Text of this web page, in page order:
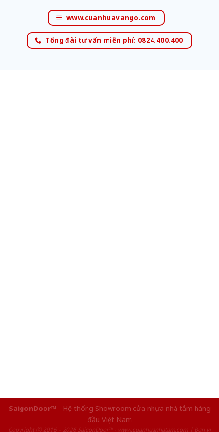
www.cuanhuavango.com
Tổng đài tư vấn miễn phí: 0824.400.400
SaigonDoor™ - Hệ thống Showroom cửa nhựa nhà tắm hàng
đầu Việt Nam
Copyright ⓒ 2016 – 2026 SaigonDoor™ - www.cuanhuanhatam.com | Đơn vị